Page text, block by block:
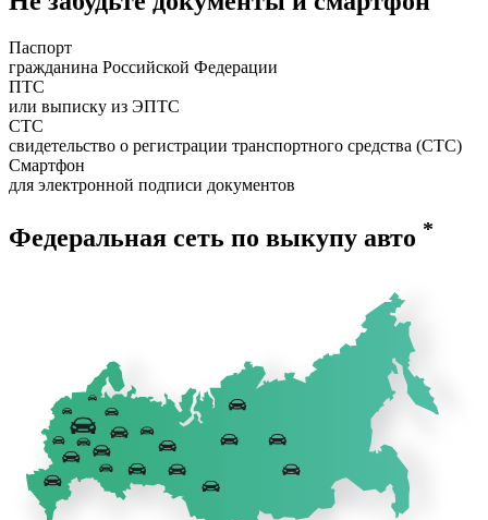
Паспорт
гражданина Российской Федерации
ПТС
или выписку из ЭПТС
СТС
свидетельство о регистрации транспортного средства (СТС)
Смартфон
для электронной подписи документов
Федеральная сеть по выкупу авто *